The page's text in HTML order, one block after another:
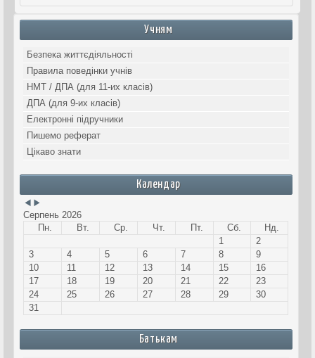
Учням
Безпека життєдіяльності
Правила поведінки учнів
НМТ / ДПА (для 11-их класів)
ДПА (для 9-их класів)
Електронні підручники
Пишемо реферат
Цікаво знати
Календар
Серпень 2026
Пн.
Вт. Ср. Чт. Пт. Сб.
Нд.
1
2
3
4 5 6 7 8
9
10
11 12 13 14 15
16
17
18 19 20 21 22
23
24
25 26 27 28 29
30
31
Батькам